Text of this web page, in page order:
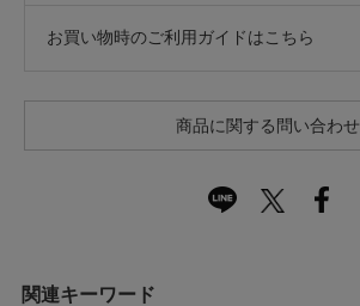
お買い物時のご利用ガイドはこちら
商品に関する問い合わせ
関連キーワード